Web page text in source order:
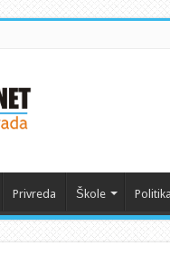
Privreda Škole Politika